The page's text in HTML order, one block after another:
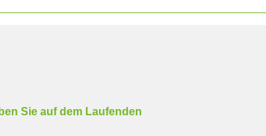
Sie auf dem Laufenden